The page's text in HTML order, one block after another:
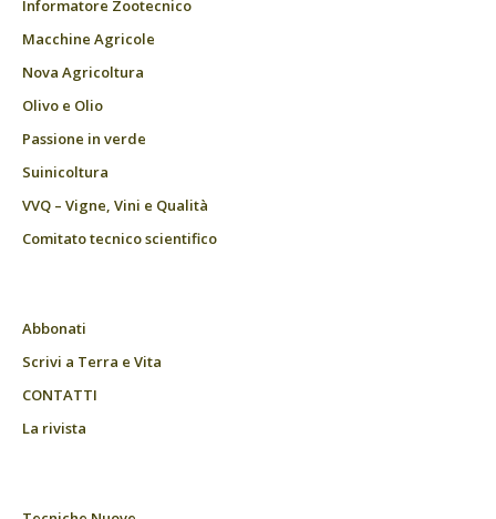
Informatore Zootecnico
Macchine Agricole
Nova Agricoltura
Olivo e Olio
Passione in verde
Suinicoltura
VVQ – Vigne, Vini e Qualità
Comitato tecnico scientifico
Abbonati
Scrivi a Terra e Vita
CONTATTI
La rivista